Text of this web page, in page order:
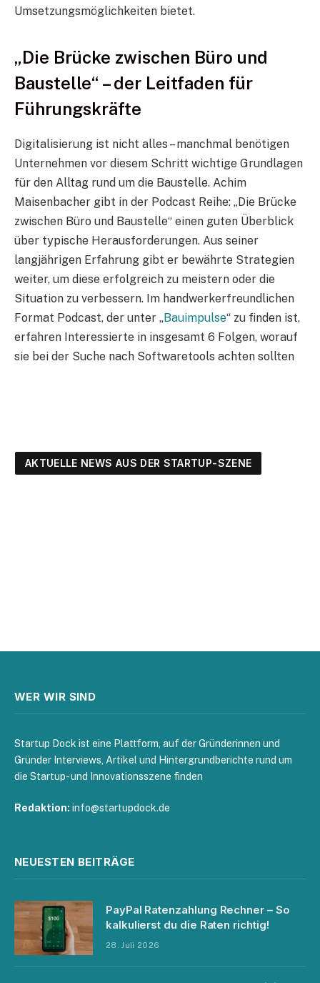
Umsetzungsmöglichkeiten bietet.
„Die Brücke zwischen Büro und
Baustelle“ – der Leitfaden für
Führungskräfte
Digitalisierung ist nicht alles – manchmal benötigen
Unternehmen vor diesem Schritt wichtige Grundlagen
für den Alltag rund um die Baustelle. Achim
Maisenbacher gibt in der Podcast Reihe: „Die Brücke
zwischen Büro und Baustelle“ einen guten Überblick
über typische Herausforderungen. Aus seiner
langjährigen Erfahrung gibt er bewährte Strategien
weiter, um diese erfolgreich zu meistern oder die
Situation zu verbessern. Im handwerkerfreundlichen
Format Podcast, der unter „Bauimpulse“ zu finden ist,
erfahren Interessierte in insgesamt 6 Folgen, worauf
sie bei der Suche nach Softwaretools achten sollten
AKTUELLE NEWS AUS DER STARTUP-SZENE
WER WIR SIND
Startup Dock ist eine Plattform, auf der Gründerinnen und
Gründer Interviews, Artikel und Hintergrundberichte rund um
die Startup- und Innovationsszene finden
Redaktion: info@startupdock.de
NEUESTEN BEITRÄGE
PayPal Ratenzahlung Rechner – So
kalkulierst du die Raten richtig!
28. Juli 2026